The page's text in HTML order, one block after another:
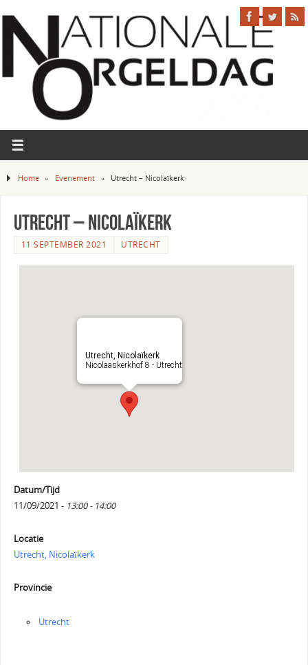
Home » Evenement » Utrecht – Nicolaïkerk
Utrecht – Nicolaïkerk
11 SEPTEMBER 2021 UTRECHT
Utrecht, Nicolaïkerk
Nicolaaskerkhof 8 - Utrecht
Datum/Tijd
11/09/2021 - 13:00 - 14:00
Locatie
Utrecht, Nicolaïkerk
Provincie
Utrecht